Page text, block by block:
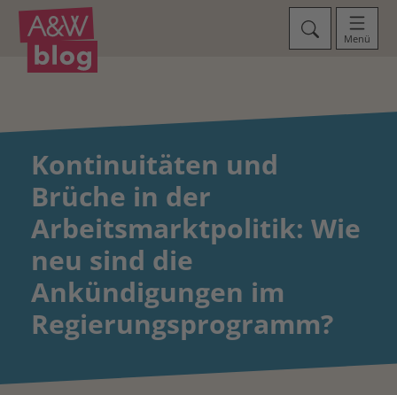
Menü
Kontinuitäten und
Brüche in der
Arbeitsmarktpolitik: Wie
neu sind die
Ankündigungen im
Regierungsprogramm?